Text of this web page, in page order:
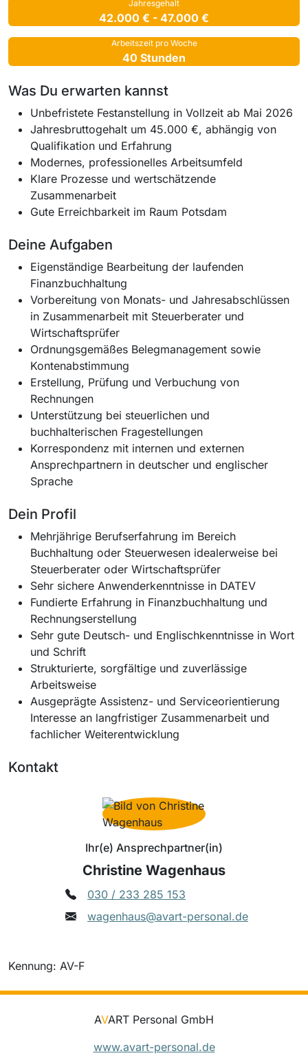
Jahresgehalt
42.000 € - 47.000 €
Arbeitszeit pro Woche
40 Stunden
Was Du erwarten kannst
Unbefristete Festanstellung in Vollzeit ab Mai 2026
Jahresbruttogehalt um 45.000 €, abhängig von
Qualifikation und Erfahrung
Modernes, professionelles Arbeitsumfeld
Klare Prozesse und wertschätzende
Zusammenarbeit
Gute Erreichbarkeit im Raum Potsdam
Deine Aufgaben
Eigenständige Bearbeitung der laufenden
Finanzbuchhaltung
Vorbereitung von Monats- und Jahresabschlüssen
in Zusammenarbeit mit Steuerberater und
Wirtschaftsprüfer
Ordnungsgemäßes Belegmanagement sowie
Kontenabstimmung
Erstellung, Prüfung und Verbuchung von
Rechnungen
Unterstützung bei steuerlichen und
buchhalterischen Fragestellungen
Korrespondenz mit internen und externen
Ansprechpartnern in deutscher und englischer
Sprache
Dein Profil
Mehrjährige Berufserfahrung im Bereich
Buchhaltung oder Steuerwesen idealerweise bei
Steuerberater oder Wirtschaftsprüfer
Sehr sichere Anwenderkenntnisse in DATEV
Fundierte Erfahrung in Finanzbuchhaltung und
Rechnungserstellung
Sehr gute Deutsch- und Englischkenntnisse in Wort
und Schrift
Strukturierte, sorgfältige und zuverlässige
Arbeitsweise
Ausgeprägte Assistenz- und Serviceorientierung
Interesse an langfristiger Zusammenarbeit und
fachlicher Weiterentwicklung
Kontakt
Ihr(e) Ansprechpartner(in)
Christine Wagenhaus
030 / 233 285 153
wagenhaus@avart-personal.de
Kennung: AV-F
AVART Personal GmbH
www.avart-personal.de